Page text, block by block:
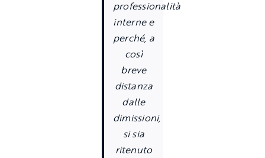
professionalità
interne e
perché, a
così
breve
distanza
dalle
dimissioni,
si sia
ritenuto